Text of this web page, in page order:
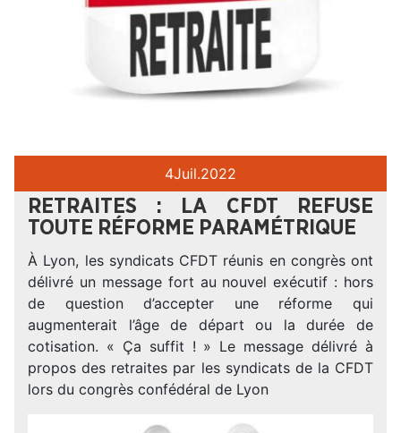
4Juil.2022
RETRAITES : LA CFDT REFUSE
TOUTE RÉFORME PARAMÉTRIQUE
À Lyon, les syndicats CFDT réunis en congrès ont
délivré un message fort au nouvel exécutif : hors
de question d’accepter une réforme qui
augmenterait l’âge de départ ou la durée de
cotisation. « Ça suffit ! » Le message délivré à
propos des retraites par les syndicats de la CFDT
lors du congrès confédéral de Lyon